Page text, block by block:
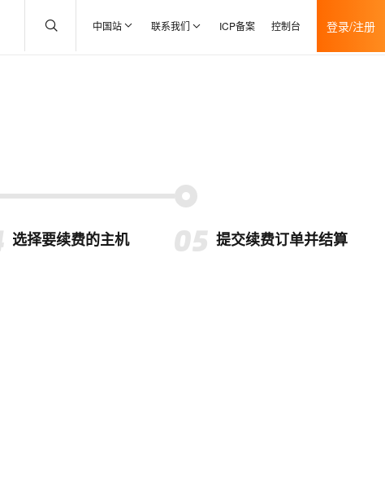
中国站 联系我们 ICP备案 控制台 登录/注册
选择要续费的主机 提交续费订单并结算